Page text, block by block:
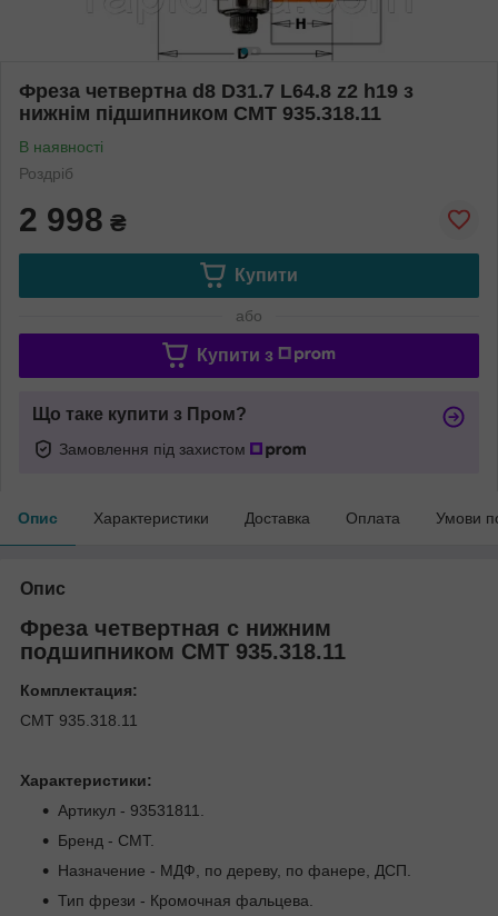
Фреза четвертна d8 D31.7 L64.8 z2 h19 з
нижнім підшипником СМТ 935.318.11
В наявності
Роздріб
2 998 ₴
Купити
або
Купити з
Що таке купити з Пром?
Замовлення під захистом
Опис Характеристики Доставка Оплата Умови
Опис
Фреза четвертная с нижним
подшипником СМТ 935.318.11
Комплектация:
СМТ 935.318.11
Характеристики:
Артикул - 93531811.
Бренд - CMT.
Назначение - МДФ, по дереву, по фанере, ДСП.
Тип фрези - Кромочная фальцева.